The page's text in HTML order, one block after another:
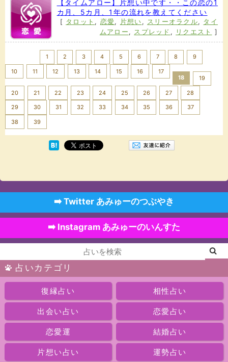
【タイムアロー】片想い中です・・この恋の1
カ月、5カ月、1年の流れを教えてください
[ タロット , 恋愛, 片想い , スリーオラクル, タイ
ムアロー , スプレッド , リクエスト ]
1 2 3 4 5 6 7 8 9
10 11 12 13 14 15 16
17
18
19
20 21 22 23 24 25 26 27 28
29 30 31 32 33 34 35 36 37
38 39
➡️ Twitter あみゅーのつぶやき
➡️ Instagram あみゅーのいんすた
占いカテゴリ
復縁占い 相性占い
出会い占い 恋愛占い
恋愛運 結婚占い
片想い占い 運勢占い